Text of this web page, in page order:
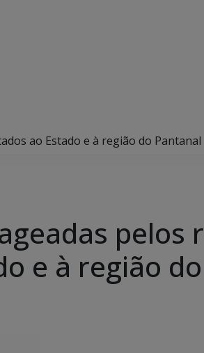
ao Estado e à região do Pantanal
pelos
e à região